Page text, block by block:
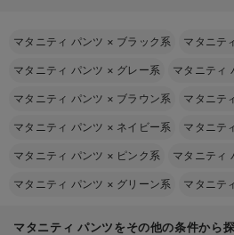
マタニティ パンツ × ブラック系 マタニテ
マタニティ パンツ × グレー系 マタニティ
マタニティ パンツ × ブラウン系 マタニテ
マタニティ パンツ × ネイビー系 マタニテ
マタニティ パンツ × ピンク系 マタニティ
マタニティ パンツ × グリーン系 マタニテ
マタニティ パンツをその他の条件から